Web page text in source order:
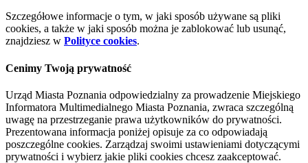
Szczegółowe informacje o tym, w jaki sposób używane są pliki
cookies, a także w jaki sposób można je zablokować lub usunąć,
znajdziesz w Polityce cookies.
Cenimy Twoją prywatność
Urząd Miasta Poznania odpowiedzialny za prowadzenie Miejskiego
Informatora Multimedialnego Miasta Poznania, zwraca szczególną
uwagę na przestrzeganie prawa użytkowników do prywatności.
Prezentowana informacja poniżej opisuje za co odpowiadają
poszczególne cookies. Zarządzaj swoimi ustawieniami dotyczącymi
prywatności i wybierz jakie pliki cookies chcesz zaakceptować.